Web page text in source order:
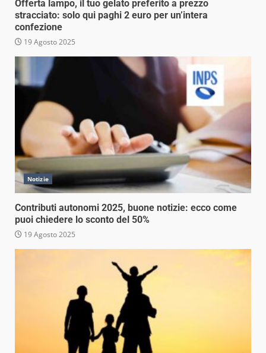
Offerta lampo, il tuo gelato preferito a prezzo
stracciato: solo qui paghi 2 euro per un’intera
confezione
19 Agosto 2025
Notizie
Contributi autonomi 2025, buone notizie: ecco come
puoi chiedere lo sconto del 50%
19 Agosto 2025